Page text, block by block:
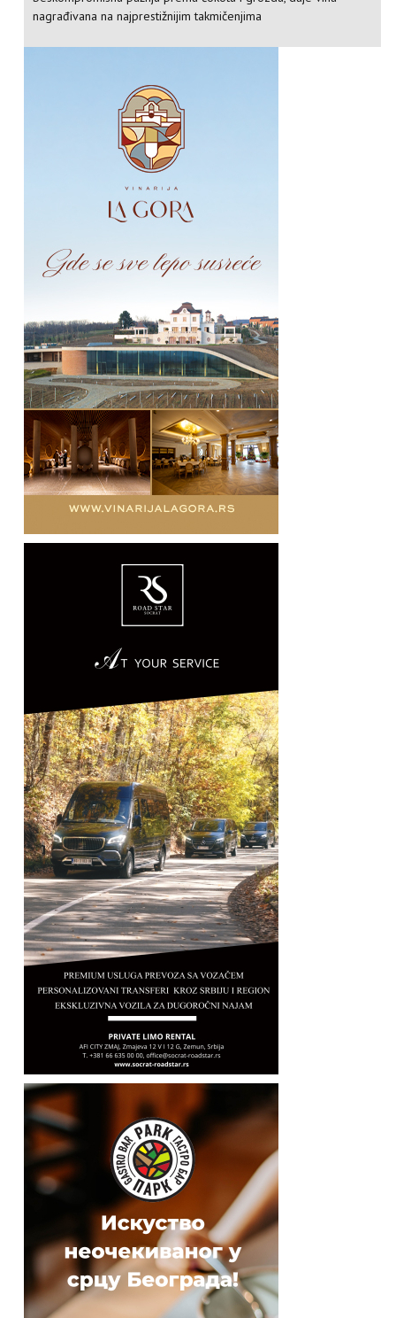
nagrađivana na najprestižnijim takmičenjima